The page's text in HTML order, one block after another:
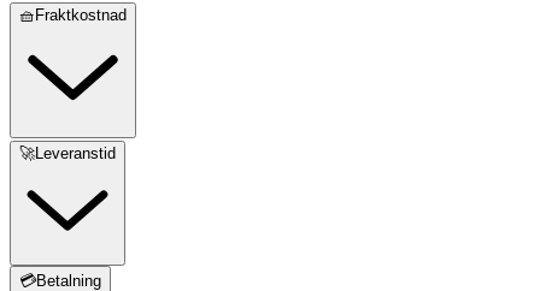
🧺Fraktkostnad
🚀Leveranstid
💳Betalning